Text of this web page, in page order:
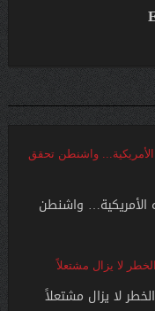
واشنطن
لا يزال مشتعلاً